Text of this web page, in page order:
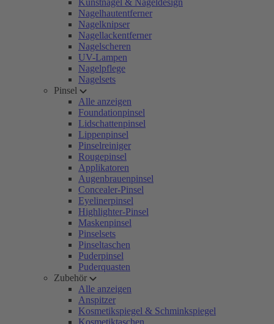
Kunstnägel & Nageldesign
Nagelhautentferner
Nagelknipser
Nagellackentferner
Nagelscheren
UV-Lampen
Nagelpflege
Nagelsets
Pinsel
Alle anzeigen
Foundationpinsel
Lidschattenpinsel
Lippenpinsel
Pinselreiniger
Rougepinsel
Applikatoren
Augenbrauenpinsel
Concealer-Pinsel
Eyelinerpinsel
Highlighter-Pinsel
Maskenpinsel
Pinselsets
Pinseltaschen
Puderpinsel
Puderquasten
Zubehör
Alle anzeigen
Anspitzer
Kosmetikspiegel & Schminkspiegel
Kosmetiktaschen